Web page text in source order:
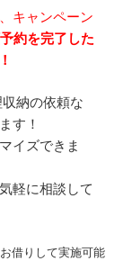
キャンペーン
約を完了した
納の依頼な
す！
イズできま
軽に相談して
借りして実施可能